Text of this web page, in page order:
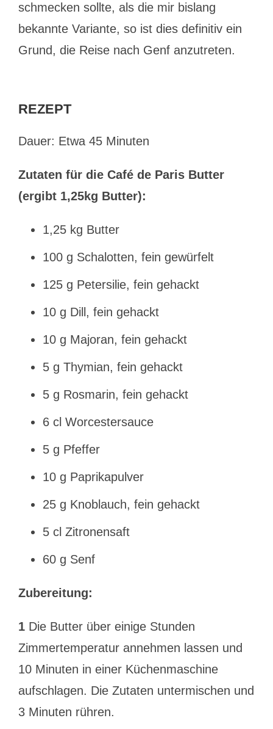
schmecken sollte, als die mir bislang
bekannte Variante, so ist dies definitiv ein
Grund, die Reise nach Genf anzutreten.
REZEPT
Dauer: Etwa 45 Minuten
Zutaten für die Café de Paris Butter
(ergibt 1,25kg Butter):
1,25 kg Butter
100 g Schalotten, fein gewürfelt
125 g Petersilie, fein gehackt
10 g Dill, fein gehackt
10 g Majoran, fein gehackt
5 g Thymian, fein gehackt
5 g Rosmarin, fein gehackt
6 cl Worcestersauce
5 g Pfeffer
10 g Paprikapulver
25 g Knoblauch, fein gehackt
5 cl Zitronensaft
60 g Senf
Zubereitung:
1Die Butter über einige Stunden
Zimmertemperatur annehmen lassen und
10 Minuten in einer Küchenmaschine
aufschlagen. Die Zutaten untermischen und
3 Minuten rühren.